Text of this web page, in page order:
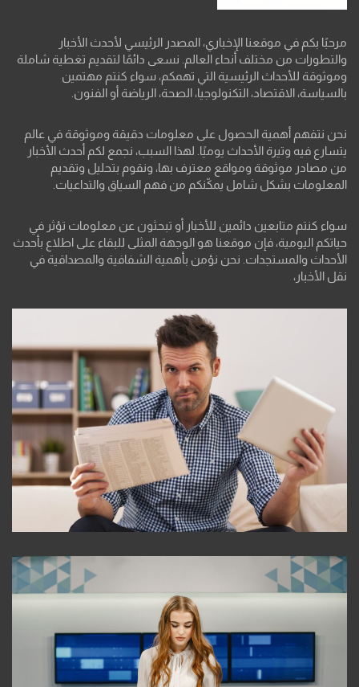
مرحبًا بكم في موقعنا الإخباري، المصدر الرئيسي لأحدث الأخبار
والتطورات من مختلف أنحاء العالم. نسعى دائمًا لتقديم تغطية شاملة
وموثوقة للأحداث الرئيسية التي تهمكم، سواء كنتم مهتمين
بالسياسة، الاقتصاد، التكنولوجيا، الصحة، الرياضة أو الفنون.
نحن نتفهم أهمية الحصول على معلومات دقيقة وموثوقة في عالم
يتسارع فيه وتيرة الأحداث يوميًا. لهذا السبب، نجمع لكم أحدث الأخبار
من مصادر موثوقة ومواقع معترف بها، ونقوم بتحليل وتقديم
المعلومات بشكل شامل يمكّنكم من فهم السياق والتداعيات.
سواء كنتم متابعين دائمين للأخبار أو تبحثون عن معلومات تؤثر في
حياتكم اليومية، فإن موقعنا هو الوجهة المثلى للبقاء على اطلاع بأحدث
الأحداث والمستجدات. نحن نؤمن بأهمية الشفافية والمصداقية في
نقل الأخبار،